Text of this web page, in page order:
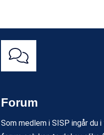
Forum
Som medlem i SISP ingår du i